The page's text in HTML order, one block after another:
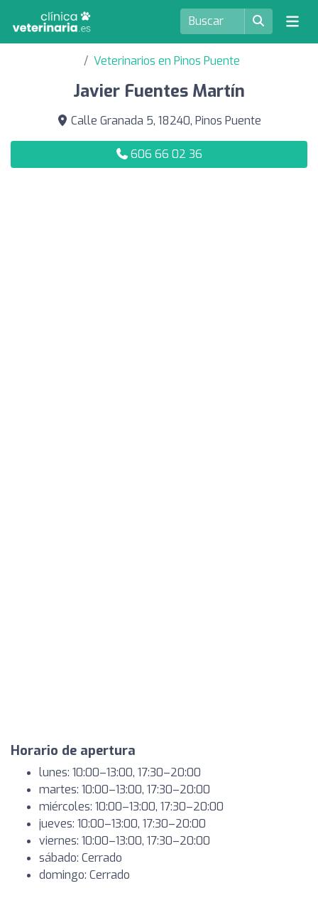
Veterinarios en Pinos Puente
Javier Fuentes Martín
Calle Granada 5, 18240, Pinos Puente
606 66 02 36
Horario de apertura
lunes: 10:00–13:00, 17:30–20:00
martes: 10:00–13:00, 17:30–20:00
miércoles: 10:00–13:00, 17:30–20:00
jueves: 10:00–13:00, 17:30–20:00
viernes: 10:00–13:00, 17:30–20:00
sábado: Cerrado
domingo: Cerrado